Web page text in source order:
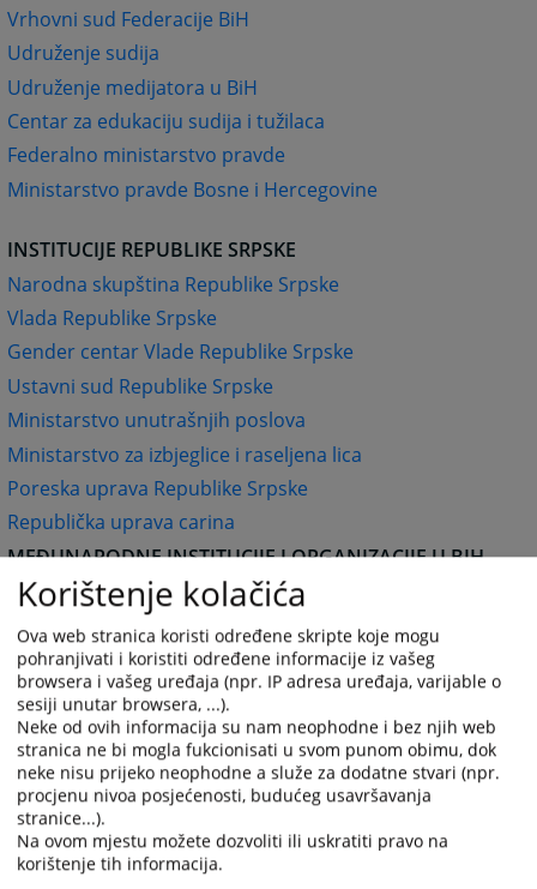
Vrhovni sud Federacije BiH
Udruženje sudija
Udruženje medijatora u BiH
Centar za edukaciju sudija i tužilaca
Federalno ministarstvo pravde
Ministarstvo pravde Bosne i Hercegovine
INSTITUCIJE REPUBLIKE SRPSKE
Narodna skupština Republike Srpske
Vlada Republike Srpske
Gender centar Vlade Republike Srpske
Ustavni sud Republike Srpske
Ministarstvo unutrašnjih poslova
Ministarstvo za izbjeglice i raseljena lica
Poreska uprava Republike Srpske
Republička uprava carina
MEĐUNARODNE INSTITUCIJE I ORGANIZACIJE U BIH
Kancelarija Visokog predstavnika (OHR)
OSCE Misija u BiH
Delegacija Evropske komisije u BiH
Komisija za imovinske zahtjeve raseljenih lica i
izbjeglica (CRPC)
UNHCR BiH
Dom za ljudska prava za BiH
ADVOKATSKE KOMORE
Korištenje kolačića
Ova web stranica koristi određene skripte koje mogu
pohranjivati i koristiti određene informacije iz vašeg
browsera i vašeg uređaja (npr. IP adresa uređaja, varijable o
sesiji unutar browsera, ...).
Neke od ovih informacija su nam neophodne i bez njih web
stranica ne bi mogla fukcionisati u svom punom obimu, dok
neke nisu prijeko neophodne a služe za dodatne stvari (npr.
procjenu nivoa posjećenosti, budućeg usavršavanja
stranice...).
Na ovom mjestu možete dozvoliti ili uskratiti pravo na
korištenje tih informacija.